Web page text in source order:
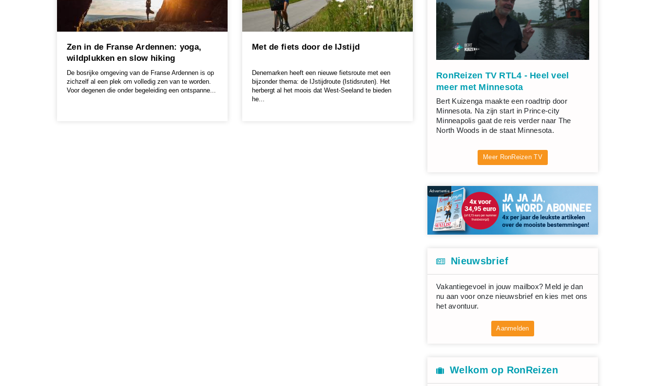
Zen in de Franse Ardennen: yoga,
wildplukken en slow hiking
De bosrijke omgeving van de Franse Ardennen is op
zichzelf al een plek om volledig zen van te worden.
Voor degenen die onder begeleiding een ontspanne...
Met de fiets door de IJstijd
Denemarken heeft een nieuwe fietsroute met een
bijzonder thema: de IJstijdroute (Istidsruten). Het
herbergt al het moois dat West-Seeland te bieden
he...
RonReizen TV RTL4 - Heel veel
meer met Minnesota
Bert Kuizenga maakte een roadtrip door
Minnesota. Na zijn start in Prince-city
Minneapolis gaat de reis verder naar The
North Woods in de staat Minnesota.
Meer RonReizen TV
Advertentie
Nieuwsbrief
Vakantiegevoel in jouw mailbox? Meld je dan
nu aan voor onze nieuwsbrief en kies met ons
het avontuur.
Aanmelden
Welkom op RonReizen